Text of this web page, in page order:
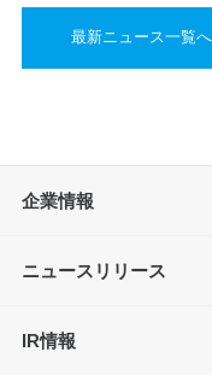
最新ニュース一覧へ
企業情報
ニュースリリース
IR情報